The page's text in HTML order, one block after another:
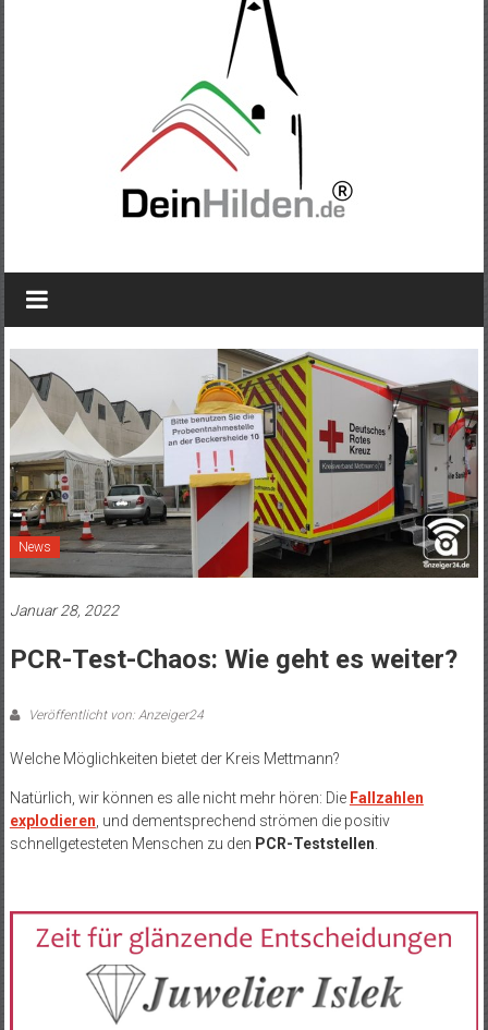
News
Januar 28, 2022
PCR-Test-Chaos: Wie geht es weiter?
Veröffentlicht von: Anzeiger24
Welche Möglichkeiten bietet der Kreis Mettmann?
Natürlich, wir können es alle nicht mehr hören: Die Fallzahlen
explodieren , und dementsprechend strömen die positiv
schnellgetesteten Menschen zu den PCR-Teststellen